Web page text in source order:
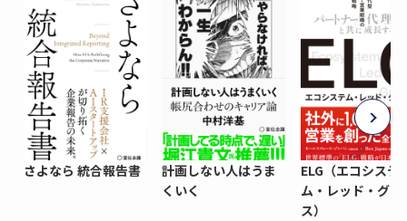
さよなら 統合報告書
計画しない人はうま
くいく
ELG（エコシステ
ム・レッド・グロ
ス）